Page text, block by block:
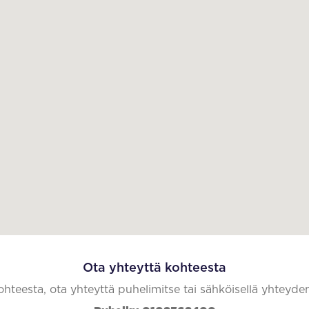
Ota yhteyttä kohteesta
ota yhteyttä puhelimitse tai sähköisellä